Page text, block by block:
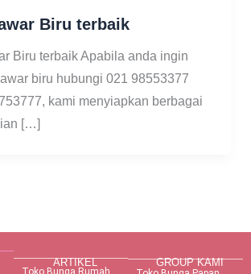
Biru terbaik
Biru terbaik Apabila anda ingin
biru hubungi 021 98553377
kami menyiapkan berbagai
[…]
ARTIKEL
Toko Bunga Rumah
GROUP KAMI